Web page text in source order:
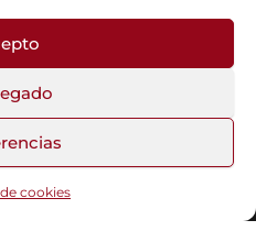
cookies
Blog
|Tema:Head Blog